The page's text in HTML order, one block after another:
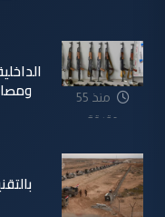
منذ 55
دقيقة